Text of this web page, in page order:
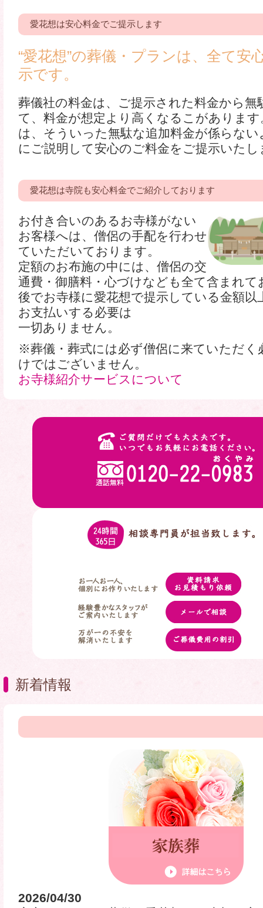
愛花想は安心料金でご提示します
“愛花想”の葬儀・プランは、全て安
示です。
葬儀社の料金は、ご提示された料金から無
て、料金が想定より高くなるこがあります
は、そういった無駄な追加料金が係らない
にご説明して安心のご料金をご提示いたし
愛花想は寺院も安心料金でご紹介しております
お付き合いのあるお寺様がない
お客様へは、僧侶の手配を行わせ
ていただいております。
定額のお布施の中には、僧侶の交
通費・御膳料・心づけなども全て含まれて
後でお寺様に愛花想で提示している金額以
お支払いする必要は
一切ありません。
※葬儀・葬式には必ず僧侶に来ていただく
けではございません。
お寺様紹介サービスについて
新着情報
2026/04/30